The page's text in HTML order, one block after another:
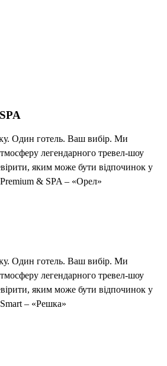
Один готель. Ваш вибір. Ми
легендарного тревел-шоу
яким може бути відпочинок у
& SPA – «Орел»
Один готель. Ваш вибір. Ми
легендарного тревел-шоу
яким може бути відпочинок у
– «Решка»